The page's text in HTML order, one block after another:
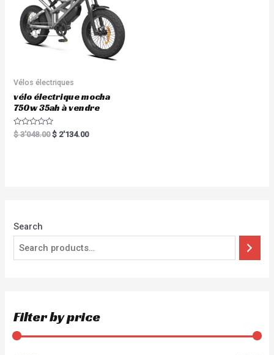
Search
Filter by price
Vélos électriques
vélo électrique mocha
750w 35ah à vendre
Rated
0
$3'048.00 $ 2'134.00